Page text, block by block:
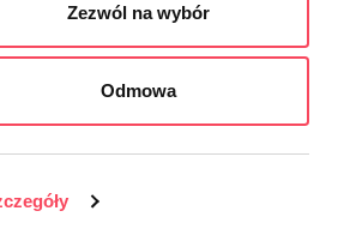
Zezwól na wybór
Odmowa
Design und Umsetzung: